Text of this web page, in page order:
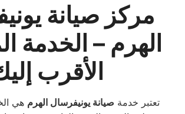
مركز صيانة
الهرم – الخدمة
الأقرب
تعتبر خدمة صيانة يونيفرسال الهرم هي